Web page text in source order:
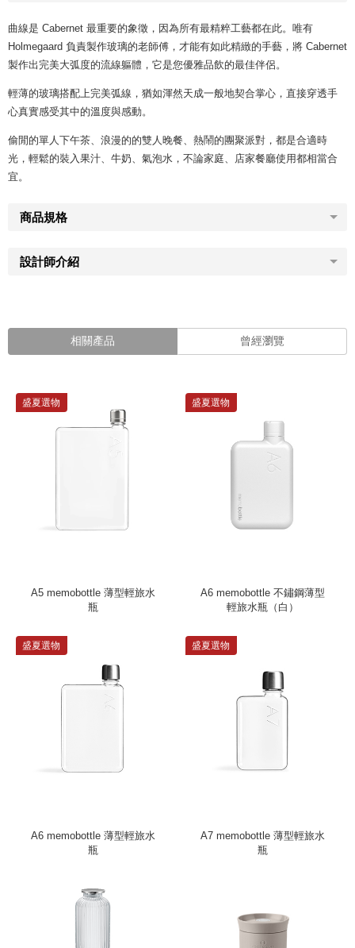
曲線是 Cabernet 最重要的象徵，因為所有最精粹工藝都在此。唯有
Holmegaard 負責製作玻璃的老師傅，才能有如此精緻的手藝，將 Cabernet
製作出完美大弧度的流線軀體，它是您優雅品飲的最佳伴侶。
輕薄的玻璃搭配上完美弧線，猶如渾然天成一般地契合掌心，直接穿透手
心真實感受其中的溫度與感動。
偷閒的單人下午茶、浪漫的的雙人晚餐、熱鬧的團聚派對，都是合適時
光，輕鬆的裝入果汁、牛奶、氣泡水，不論家庭、店家餐廳使用都相當合
宜。
商品規格
設計師介紹
相關產品 曾經瀏覽
盛夏選物
A5 memobottle 薄型輕旅水
瓶
盛夏選物
A6 memobottle 不鏽鋼薄型
輕旅水瓶（白）
盛夏選物
A6 memobottle 薄型輕旅水
瓶
盛夏選物
A7 memobottle 薄型輕旅水
瓶